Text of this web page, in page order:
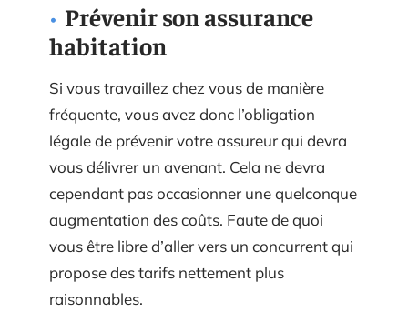
Prévenir son assurance
habitation
Si vous travaillez chez vous de manière
fréquente, vous avez donc l’obligation
légale de prévenir votre assureur qui devra
vous délivrer un avenant. Cela ne devra
cependant pas occasionner une quelconque
augmentation des coûts. Faute de quoi
vous être libre d’aller vers un concurrent qui
propose des tarifs nettement plus
raisonnables.